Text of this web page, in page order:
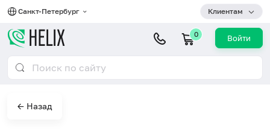
Санкт-Петербург Клиентам
0 Войти
← Назад